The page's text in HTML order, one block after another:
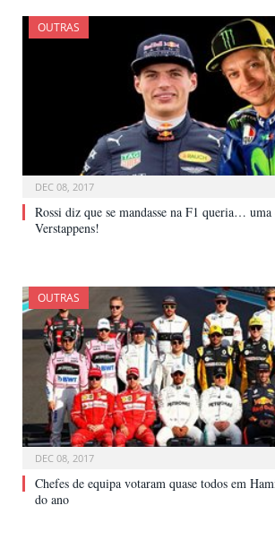
OUTRAS
DEC 08, 2017
Rossi diz que se mandasse na F1 queria… uma
Verstappens!
OUTRAS
DEC 08, 2017
Chefes de equipa votaram quase todos em
do ano